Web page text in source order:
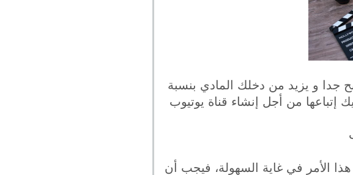
جدا و يزيد من دخلك المادي بنسبة
من أجل إنشاء قناة يوتيوب
الأمر في غاية السهولة، فيجب أن